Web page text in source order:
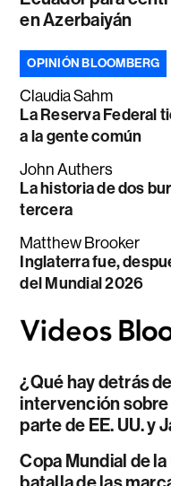
en Azerbaiyán
OPINIÓN BLOOMBERG
Claudia Sahm
La Reserva Federal
a la gente común
John Authers
La historia de dos
tercera
Matthew Brooker
Inglaterra fue,
del Mundial 2026
¿Qué hay detrás
intervención sobre
parte de EE. UU. y
Copa Mundial de la